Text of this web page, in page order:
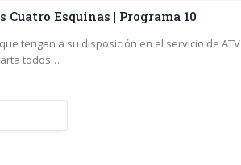
Cuatro Esquinas | Programa 10
tengan a su disposición en el servicio de ATV
todos…